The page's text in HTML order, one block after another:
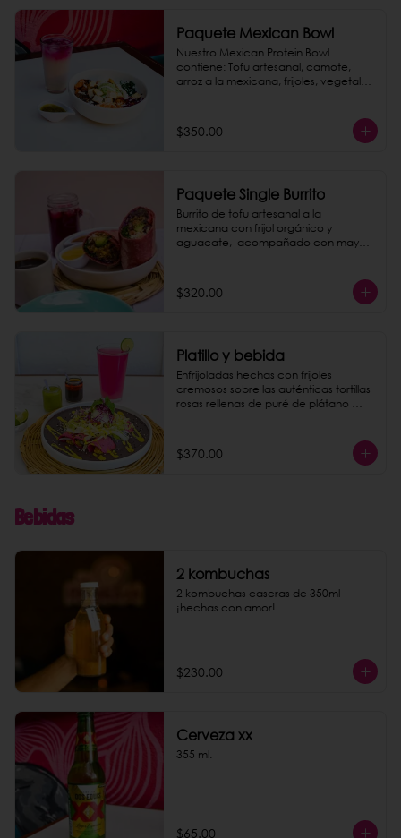
Paquete Mexican Bowl
Nuestro Mexican Protein Bowl
contiene: Tofu artesanal, camote,
arroz a la mexicana, frijoles, vegetales
Completa tu paquete con una
Horchata de Amaranto, que es una
$350.00
Paquete Single Burrito
Burrito de tofu artesanal a la
mexicana con frijol orgánico y
aguacate,  acompañado con mayo
paquete rico y saludable, que le
puedes dar un saber explosivo
$320.00
Platillo y bebida
Enfrijoladas hechas con frijoles
cremosos sobre las auténticas tortillas
rosas rellenas de puré de plátano
limonada rosa o agua de jamaica.
Puedes darles un toque más rico
$370.00
Bebidas
2 kombuchas
2 kombuchas caseras de 350ml
¡hechas con amor!
$230.00
Cerveza xx
355 ml.
$65.00